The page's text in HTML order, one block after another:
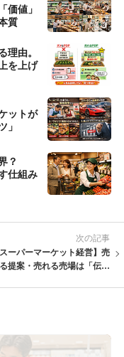
価値」
質
理由。
を上げ
ットが
」
界？
仕組み
次の記事
スーパーマーケット経営】売
提案・売れる売場は「伝え
ー・社長が知るべき“伝達設